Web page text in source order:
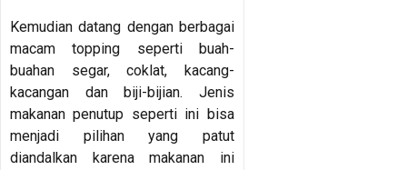
Kemudian datang dengan berbagai
macam topping seperti buah-
buahan segar, coklat, kacang-
kacangan dan biji-bijian. Jenis
makanan penutup seperti ini bisa
menjadi pilihan yang patut
diandalkan karena makanan ini